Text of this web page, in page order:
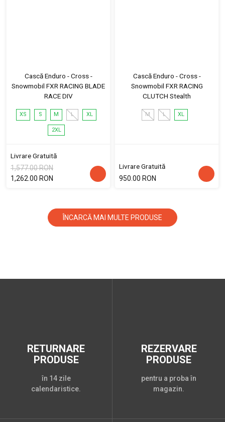
Cască Enduro - Cross -
Snowmobil FXR RACING BLADE
RACE DIV
XS S M L XL
2XL
Livrare Gratuită
1,577.00 RON
1,262.00 RON
Cască Enduro - Cross -
Snowmobil FXR RACING
CLUTCH Stealth
M L XL
Livrare Gratuită
950.00 RON
ÎNCARCĂ MAI MULTE PRODUSE
RETURNARE
PRODUSE
în 14 zile
calendaristice.
REZERVARE
PRODUSE
pentru a proba în
magazin.